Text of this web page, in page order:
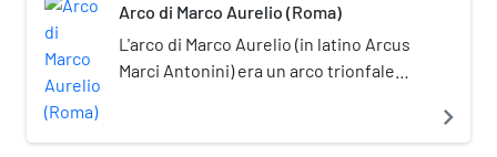
Arco di Marco Aurelio (Roma)
L'arco di Marco Aurelio (in latino Arcus
Marci Antonini) era un arco trionfale
pressi dell'attuale Piazza Colonna e
navigate_next